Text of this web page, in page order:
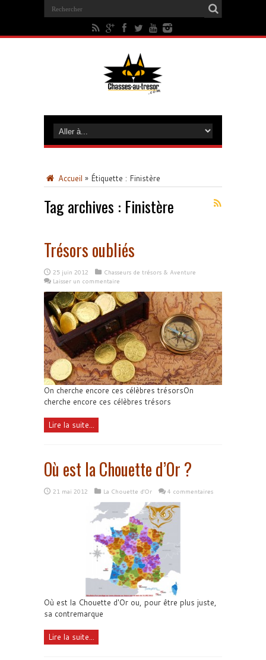
Accueil » Étiquette : Finistère
Tag archives : Finistère
Trésors oubliés
25 juin 2012
Chasseurs de trésors & Aventure
Laisser un commentaire
On cherche encore ces célèbres trésorsOn
cherche encore ces célèbres trésors
Lire la suite...
Où est la Chouette d’Or ?
21 mai 2012 La Chouette d'Or 4 commentaires
Où est la Chouette d'Or ou, pour être plus juste,
sa contremarque
Lire la suite...